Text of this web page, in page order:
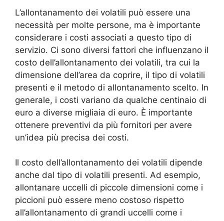
L’allontanamento dei volatili può essere una
necessità per molte persone, ma è importante
considerare i costi associati a questo tipo di
servizio. Ci sono diversi fattori che influenzano il
costo dell’allontanamento dei volatili, tra cui la
dimensione dell’area da coprire, il tipo di volatili
presenti e il metodo di allontanamento scelto. In
generale, i costi variano da qualche centinaio di
euro a diverse migliaia di euro. È importante
ottenere preventivi da più fornitori per avere
un’idea più precisa dei costi.
Il costo dell’allontanamento dei volatili dipende
anche dal tipo di volatili presenti. Ad esempio,
allontanare uccelli di piccole dimensioni come i
piccioni può essere meno costoso rispetto
all’allontanamento di grandi uccelli come i